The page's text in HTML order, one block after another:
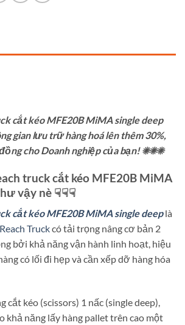
cắt kéo MFE20B MiMA single deep
gian lưu trữ hàng hoá lên thêm 30%,
cho Doanh nghiệp của bạn! ☀☀☀
truck cắt kéo MFE20B MiMA
vậy nè ☟☟☟
cắt kéo MFE20B MiMA single deeplà
Truckcó tải trọng nâng cơ bản 2
bởi khả năng vận hành linh hoạt, hiệu
có lối đi hẹp và cần xếp dỡ hàng hóa
cắt kéo (scissors) 1 nấc (single deep),
khả năng lấy hàng pallet trên cao một